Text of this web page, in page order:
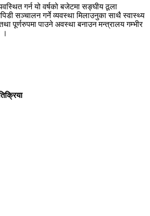
गर्न यो वर्षको बजेटमा सङ्घीय ठूला
सञ्चालन गर्ने व्यवस्था मिलाउनुका साथै स्वास्थ्य
पूर्णरुपमा पाउने अवस्था बनाउन मन्त्रालय गम्भीर
।